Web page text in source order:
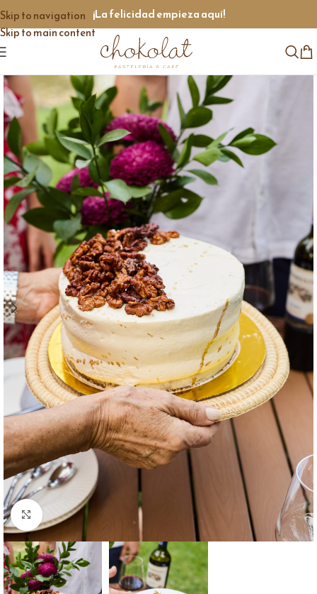
Skip to navigation
Skip to main content
¡La felicidad empieza aquí!
Click to enlarge